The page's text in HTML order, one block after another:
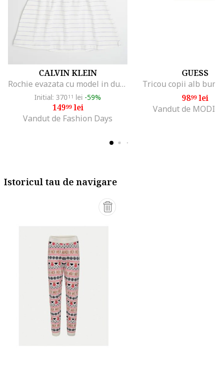
CALVIN KLEIN
Rochie evazata cu model in dungi, Alb fildes/Lila
Initial: 37011 lei -59%
14999lei
Vandut de Fashion Days
GUESS
Tricou copii alb
9899lei
Vandut de
Istoricul tau de navigare